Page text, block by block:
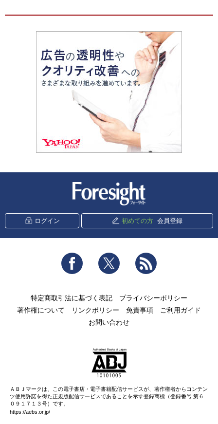
ログイン 初めての方 会員登録
Facebook Twitter
特定商取引法に基づく表記
プライバシーポリシー
著作権について
リンクポリシー 免責事項
ご利用ガイド
お問い合わせ
ＡＢＪマークは、この電子書店・電子書籍配信サービスが、著作権者からコンテン
ツ使用許諾を得た正規版配信サービスであることを示す登録商標（登録番号 第６
０９１７１３号）です。
https://aebs.or.jp/